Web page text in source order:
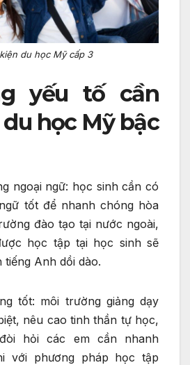
du học Mỹ cấp 3
yếu tố cần
học Mỹ bậc
ngoại ngữ: học sinh cần có
tốt để nhanh chóng hòa
đào tạo tại nước ngoài,
học tập tại học sinh sẽ
Anh dồi dào.
tốt: môi trường giảng dạy
nêu cao tinh thần tự học,
hỏi các em cần nhanh
với phương pháp học tập